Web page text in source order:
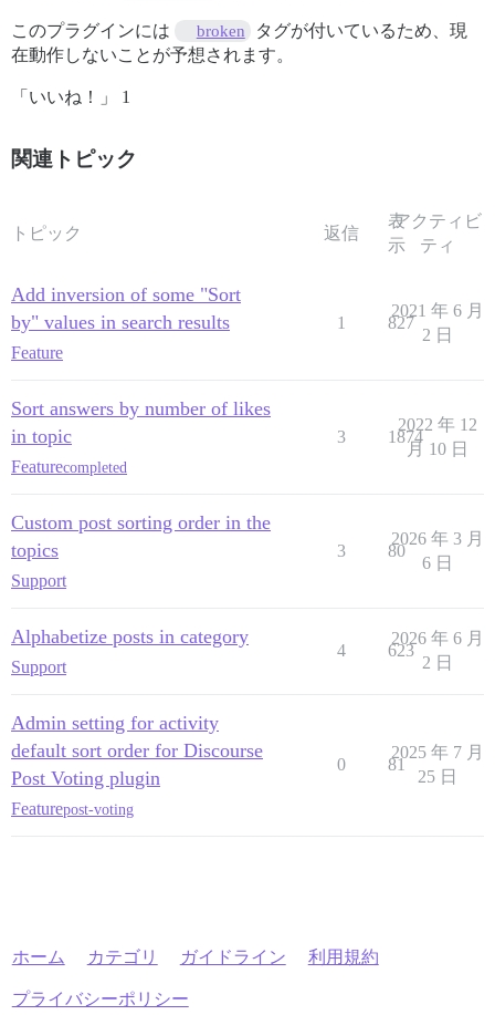
このプラグインには broken
タグが付いているため、現
在動作しないことが予想されます。
「いいね！」 1
関連トピック
トピック 返信
表
示
アクティビ
ティ
Add inversion of some "Sort
by" values in search results
Feature
1 827
2021 年 6 月
2 日
Sort answers by number of likes
in topic
Featurecompleted
3 1874
2022 年 12
月 10 日
Custom post sorting order in the
topics
Support
3 80
2026 年 3 月
6 日
Alphabetize posts in category
Support
4 623
2026 年 6 月
2 日
Admin setting for activity
default sort order for Discourse
Post Voting plugin
Featurepost-voting
0 81
2025 年 7 月
25 日
ホーム カテゴリ ガイドライン 利用規約
プライバシーポリシー